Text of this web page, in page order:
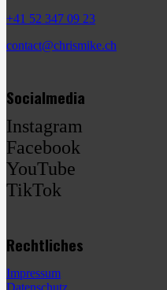
+41 52 347 09 23
contact@chrismike.ch
Socialmedia
Instagram
Facebook
YouTube
TikTok
Rechtliches
Impressum